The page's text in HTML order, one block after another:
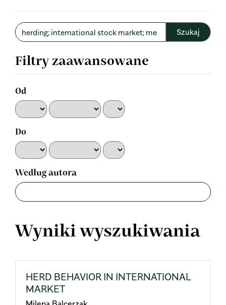
Wyszukaj
w
Filtry zaawansowane
Od
Do
Według autora
Wyniki wyszukiwania
HERD BEHAVIOR IN INTERNATIONAL
MARKET